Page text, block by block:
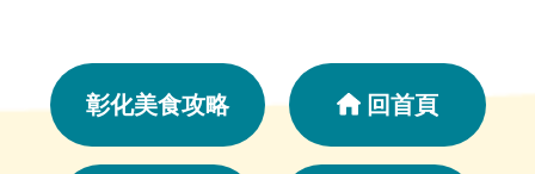
彰化美食攻略 回首頁